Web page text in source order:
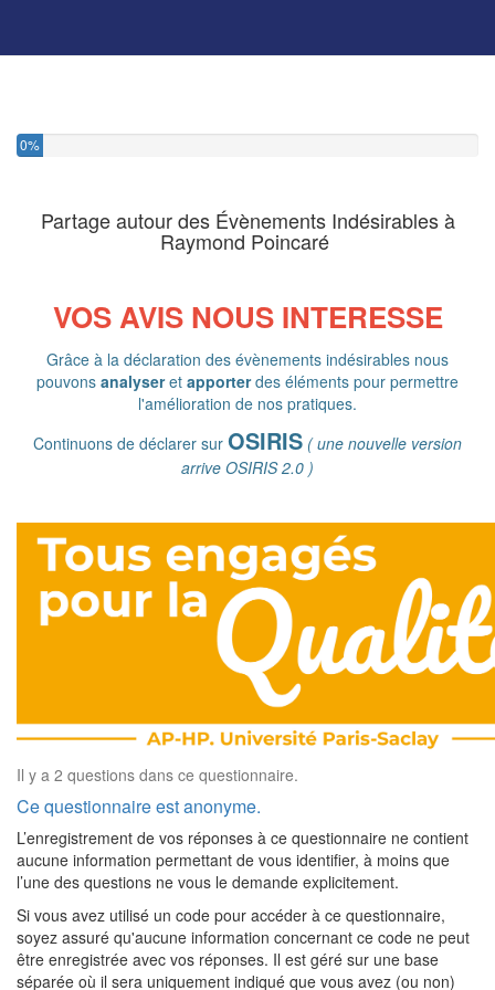
0%
Partage autour des Évènements Indésirables à
Raymond Poincaré
VOS AVIS NOUS INTERESSE
Grâce à la déclaration des évènements indésirables nous
pouvons analyseret apporterdes éléments pour permettre
l'amélioration de nos pratiques.
Continuons de déclarer sur OSIRIS ( une nouvelle version
arrive OSIRIS 2.0 )
Il y a 2 questions dans ce questionnaire.
Ce questionnaire est anonyme.
L’enregistrement de vos réponses à ce questionnaire ne contient
aucune information permettant de vous identifier, à moins que
l’une des questions ne vous le demande explicitement.
Si vous avez utilisé un code pour accéder à ce questionnaire,
soyez assuré qu'aucune information concernant ce code ne peut
être enregistrée avec vos réponses. Il est géré sur une base
séparée où il sera uniquement indiqué que vous avez (ou non)